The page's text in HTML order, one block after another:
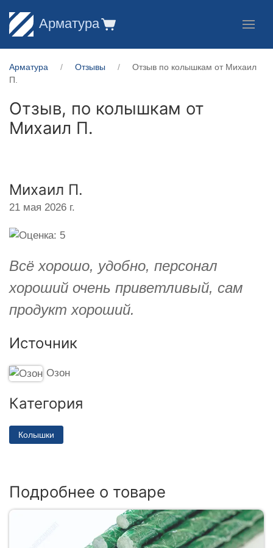
Арматура
Арматура Отзывы
Отзыв по колышкам от Михаил
П.
Отзыв, по колышкам от
Михаил П.
Михаил П.
21 мая 2026 г.
Всё хорошо, удобно, персонал
хороший очень приветливый, сам
продукт хороший.
Источник
Озон
Категория
Колышки
Подробнее о товаре